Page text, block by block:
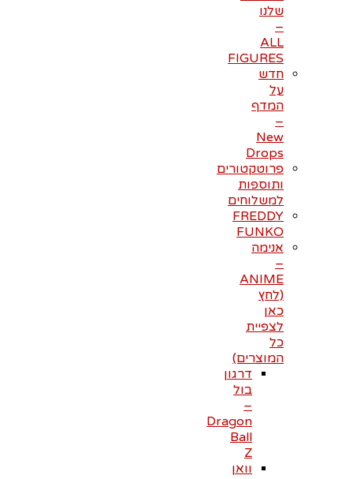
שלנו
–
ALL
FIGURES
חדש
על
המדף
–
New
Drops
פרוטקטורים
ותוספות
למשלוחים
FREDDY
FUNKO
אנימה
–
ANIME
(לחץ
כאן
לצפיית
כל
המוצרים)
דרגון
בול
–
Dragon
Ball
Z
וואן